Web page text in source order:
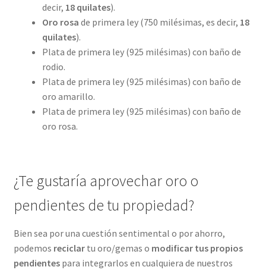
decir, 18 quilates).
Oro rosa de primera ley (750 milésimas, es decir, 18
quilates).
Plata de primera ley (925 milésimas) con baño de
rodio.
Plata de primera ley (925 milésimas) con baño de
oro amarillo.
Plata de primera ley (925 milésimas) con baño de
oro rosa.
¿Te gustaría aprovechar oro o
pendientes de tu propiedad?
Bien sea por una cuestión sentimental o por ahorro,
podemos reciclartu oro/gemas o modificar tus propios
pendientespara integrarlos en cualquiera de nuestros